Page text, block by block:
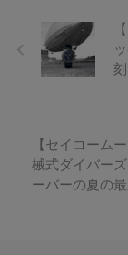
刻
【セイコーム
械式ダイバー
ーバーの夏の